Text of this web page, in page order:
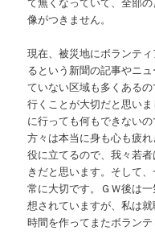
像がつきません。
現在、被災地にボランテ
るという新聞の記事やニ
ていない区域も多くある
行くことが大切だと思い
に行っても何もできない
方々は本当に身も心も疲
役に立てるので、我々若
きだと思います。そして
常に大切です。ＧＷ後は
想されていますが、私は就
時間を作ってまたボランテ